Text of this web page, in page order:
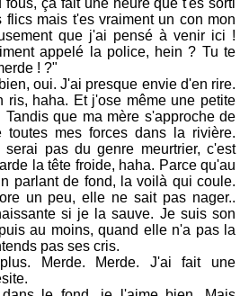
fous, ça fait une heure que t'es sorti
mais t'es vraiment un con mon
que j'ai pensé à venir ici !
appelé la police, hein ? Tu te
! ?"
oui. J'ai presque envie d'en rire.
ris, haha. Et j'ose même une petite
que ma mère s'approche de
mes forces dans la rivière.
pas du genre meurtrier, c'est
la tête froide, haha. Parce qu'au
parlant de fond, la voilà qui coule.
un peu, elle ne sait pas nager..
si je la sauve. Je suis son
au moins, quand elle n'a pas la
pas ses cris.
Merde. Merde. J'ai fait une